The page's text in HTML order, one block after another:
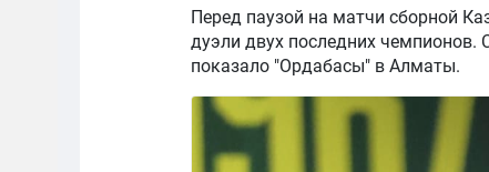
Перед паузой на матчи сборной
дуэли двух последних
показало "Ордабасы" в Алматы.